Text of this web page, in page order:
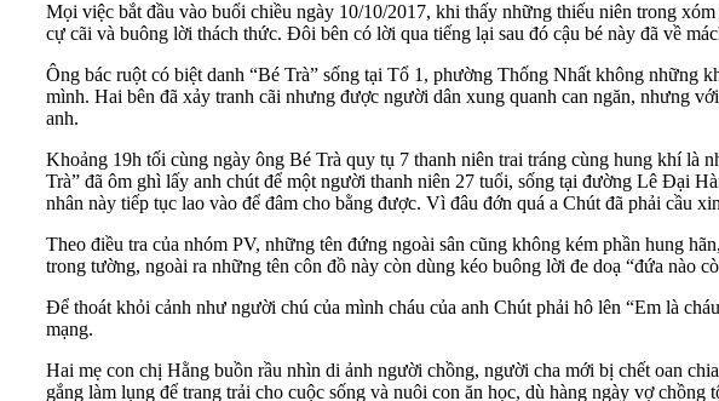
Mọi việc bắt đầu vào buổi chiều ngày 10/10/2017, khi thấy những thiếu niên trong
cự cãi và buông lời thách thức. Đôi bên có lời qua tiếng lại sau đó cậu bé này đã về
Ông bác ruột có biệt danh “Bé Trà” sống tại Tổ 1, phường Thống Nhất không những
mình. Hai bên đã xảy tranh cãi nhưng được người dân xung quanh can ngăn, nhưng
anh.
Khoảng 19h tối cùng ngày ông Bé Trà quy tụ 7 thanh niên trai tráng cùng hung khí là
Trà” đã ôm ghì lấy anh chút để một người thanh niên 27 tuổi, sống tại đường Lê Đại
nhân này tiếp tục lao vào để đâm cho bằng được. Vì đâu đớn quá a Chút đã phải cầu
Theo điều tra của nhóm PV, những tên đứng ngoài sân cũng không kém phần hung
trong tường, ngoài ra những tên côn đồ này còn dùng kéo buông lời đe doạ “đứa nào
Để thoát khỏi cảnh như người chú của mình cháu của anh Chút phải hô lên “Em là
mạng.
Hai mẹ con chị Hằng buồn rầu nhìn di ảnh người chồng, người cha mới bị chết oan
gắng làm lụng để trang trải cho cuộc sống và nuôi con ăn học, dù hàng ngày vợ